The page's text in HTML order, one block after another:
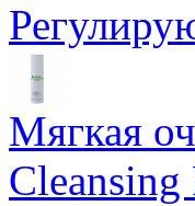
Мягкая
Cleansing